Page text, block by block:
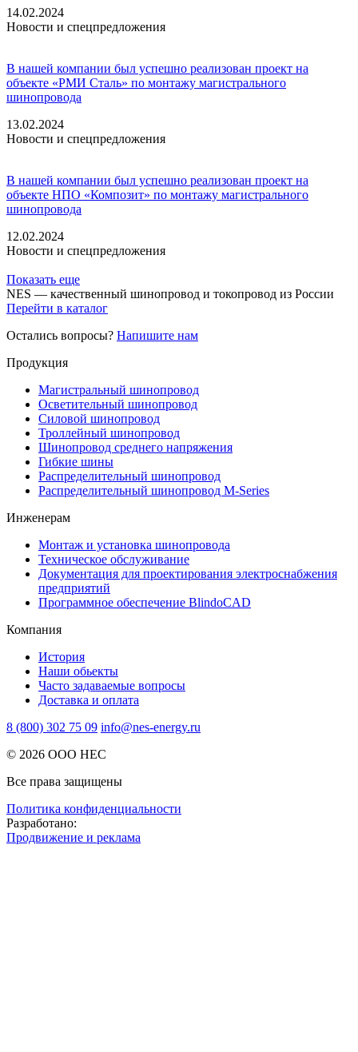
14.02.2024
Новости и спецпредложения
В нашей компании был успешно реализован проект на
объекте «РМИ Сталь» по монтажу магистрального
шинопровода
13.02.2024
Новости и спецпредложения
В нашей компании был успешно реализован проект на
объекте НПО «Композит» по монтажу магистрального
шинопровода
12.02.2024
Новости и спецпредложения
Показать еще
NES — качественный шинопровод и токопровод из России
Перейти в каталог
Остались вопросы? Напишите нам
Продукция
Магистральный шинопровод
Осветительный шинопровод
Силовой шинопровод
Троллейный шинопровод
Шинопровод среднего напряжения
Гибкие шины
Распределительный шинопровод
Распределительный шинопровод M-Series
Инженерам
Монтаж и установка шинопровода
Техническое обслуживание
Документация для проектирования электроснабжения
предприятий
Программное обеспечение BlindoCAD
Компания
История
Наши обьекты
Часто задаваемые вопросы
Доставка и оплата
8 (800) 302 75 09 info@nes-energy.ru
© 2026 ООО НЕС
Все права защищены
Политика конфиденциальности
Разработано:
Продвижение и реклама